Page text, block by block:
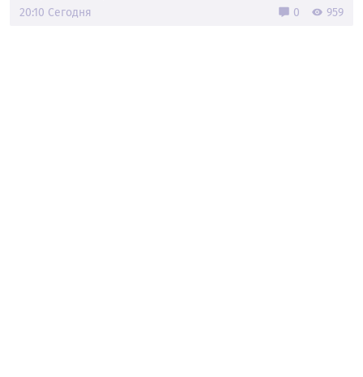
20:10 Сегодня 0 959